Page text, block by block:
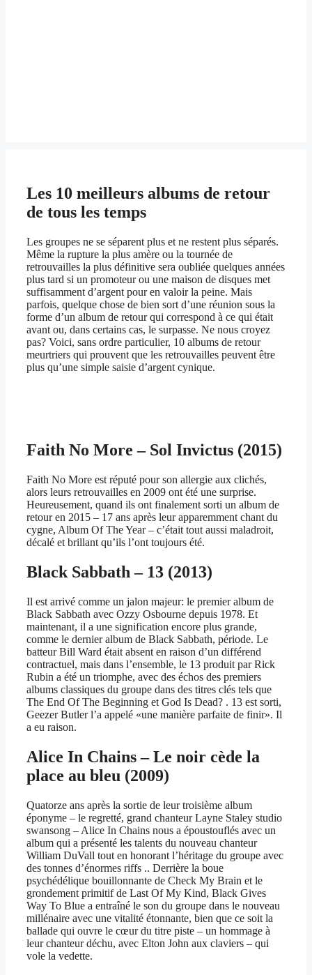
Les 10 meilleurs albums de retour
de tous les temps
Les groupes ne se séparent plus et ne restent plus séparés.
Même la rupture la plus amère ou la tournée de
retrouvailles la plus définitive sera oubliée quelques années
plus tard si un promoteur ou une maison de disques met
suffisamment d’argent pour en valoir la peine. Mais
parfois, quelque chose de bien sort d’une réunion sous la
forme d’un album de retour qui correspond à ce qui était
avant ou, dans certains cas, le surpasse. Ne nous croyez
pas? Voici, sans ordre particulier, 10 albums de retour
meurtriers qui prouvent que les retrouvailles peuvent être
plus qu’une simple saisie d’argent cynique.
Faith No More – Sol Invictus (2015)
Faith No More est réputé pour son allergie aux clichés,
alors leurs retrouvailles en 2009 ont été une surprise.
Heureusement, quand ils ont finalement sorti un album de
retour en 2015 – 17 ans après leur apparemment chant du
cygne, Album Of The Year – c’était tout aussi maladroit,
décalé et brillant qu’ils l’ont toujours été.
Black Sabbath – 13 (2013)
Il est arrivé comme un jalon majeur: le premier album de
Black Sabbath avec Ozzy Osbourne depuis 1978. Et
maintenant, il a une signification encore plus grande,
comme le dernier album de Black Sabbath, période. Le
batteur Bill Ward était absent en raison d’un différend
contractuel, mais dans l’ensemble, le 13 produit par Rick
Rubin a été un triomphe, avec des échos des premiers
albums classiques du groupe dans des titres clés tels que
The End Of The Beginning et God Is Dead? . 13 est sorti,
Geezer Butler l’a appelé «une manière parfaite de finir». Il
a eu raison.
Alice In Chains – Le noir cède la
place au bleu (2009)
Quatorze ans après la sortie de leur troisième album
éponyme – le regretté, grand chanteur Layne Staley studio
swansong – Alice In Chains nous a époustouflés avec un
album qui a présenté les talents du nouveau chanteur
William DuVall tout en honorant l’héritage du groupe avec
des tonnes d’énormes riffs .. Derrière la boue
psychédélique bouillonnante de Check My Brain et le
grondement primitif de Last Of My Kind, Black Gives
Way To Blue a entraîné le son du groupe dans le nouveau
millénaire avec une vitalité étonnante, bien que ce soit la
ballade qui ouvre le cœur du titre piste – un hommage à
leur chanteur déchu, avec Elton John aux claviers – qui
vole la vedette.